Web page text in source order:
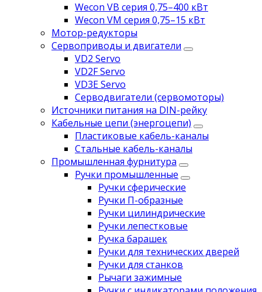
Wecon VB серия 0,75–400 кВт
Wecon VM серия 0,75–15 кВт
Мотор-редукторы
Сервоприводы и двигатели
VD2 Servo
VD2F Servo
VD3E Servo
Серводвигатели (сервомоторы)
Источники питания на DIN-рейку
Кабельные цепи (энергоцепи)
Пластиковые кабель-каналы
Стальные кабель-каналы
Промышленная фурнитура
Ручки промышленные
Ручки сферические
Ручки П-образные
Ручки цилиндрические
Ручки лепестковые
Ручка барашек
Ручки для технических дверей
Ручки для станков
Рычаги зажимные